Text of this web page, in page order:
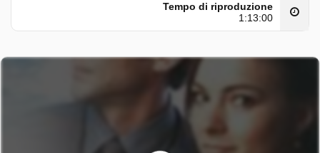
Tempo di riproduzione
1:13:00